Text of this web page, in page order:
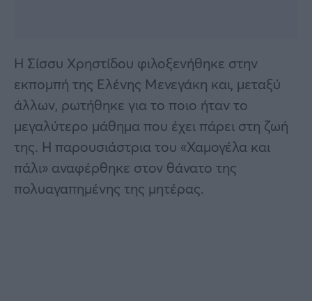
Η Σίσσυ Χρηστίδου φιλοξενήθηκε στην
εκπομπή της Ελένης Μενεγάκη και, μεταξύ
άλλων, ρωτήθηκε για το ποιο ήταν το
μεγαλύτερο μάθημα που έχει πάρει στη ζωή
της. Η παρουσιάστρια του «Χαμογέλα και
πάλι» αναφέρθηκε στον θάνατο της
πολυαγαπημένης της μητέρας.